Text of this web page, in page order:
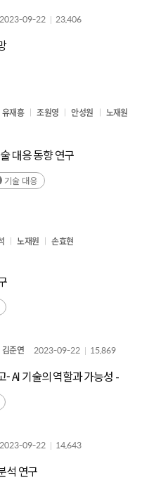
2023-09-22 23,406
유재흥 조원영 안성원
노재원
대응 동향 연구
기술 대응
노재원
손효현
김준연 2023-09-22 15,869
- AI 기술의 역할과 가능성 -
2023-09-22 14,643
석 연구